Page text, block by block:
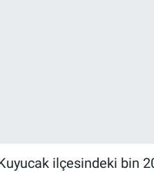
ilçesindeki bin